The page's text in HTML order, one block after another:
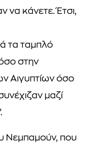
να κάνετε. Έτσι,
τα ταμπλό
στην
Αιγυπτίων όσο
μαζί
Νεμπαμούν, που